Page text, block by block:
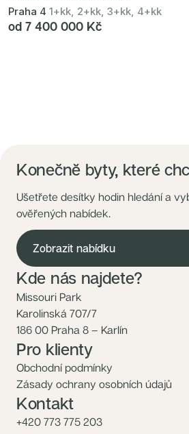
Praha 4 1+kk, 2+kk, 3+kk, 4+kk
od 7 400 000 Kč
Konečně byty, které
Ušetřete desítky hodin hledání a
ověřených nabídek.
Zobrazit nabídku
Kde nás najdete?
Missouri Park
Karolinská 707/7
186 00 Praha 8 – Karlín
Pro klienty
Obchodní podmínky
Zásady ochrany osobních údajů
Kontakt
+420 773 775 203